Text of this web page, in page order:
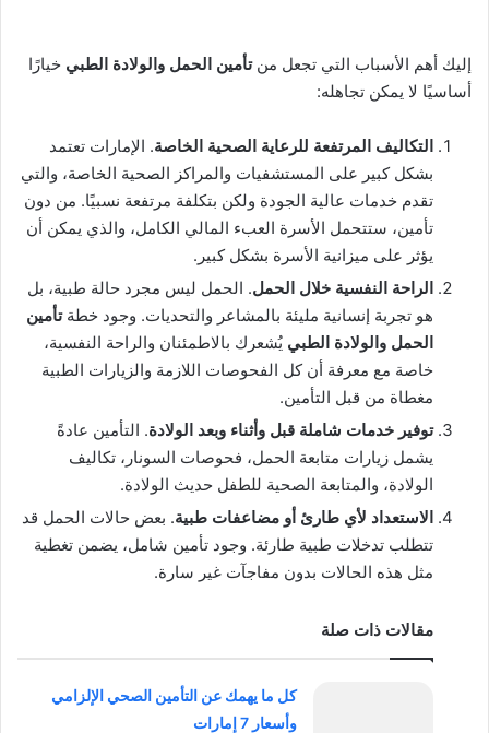
إليك أهم الأسباب التي تجعل منتأمين الحمل والولادة الطبي خيارًا
أساسيًا لا يمكن تجاهله:
التكاليف المرتفعة للرعاية الصحية الخاصة. الإمارات تعتمد
بشكل كبير على المستشفيات والمراكز الصحية الخاصة، والتي
تقدم خدمات عالية الجودة ولكن بتكلفة مرتفعة نسبيًا. من دون
تأمين، ستتحمل الأسرة العبء المالي الكامل، والذي يمكن أن
يؤثر على ميزانية الأسرة بشكل كبير.
الراحة النفسية خلال الحمل. الحمل ليس مجرد حالة طبية، بل
هو تجربة إنسانية مليئة بالمشاعر والتحديات. وجود خطةتأمين
الحمل والولادة الطبي يُشعرك بالاطمئنان والراحة النفسية،
خاصة مع معرفة أن كل الفحوصات اللازمة والزيارات الطبية
مغطاة من قبل التأمين.
توفير خدمات شاملة قبل وأثناء وبعد الولادة. التأمين عادةً
يشمل زيارات متابعة الحمل، فحوصات السونار، تكاليف
الولادة، والمتابعة الصحية للطفل حديث الولادة.
الاستعداد لأي طارئ أو مضاعفات طبية. بعض حالات الحمل قد
تتطلب تدخلات طبية طارئة. وجود تأمين شامل، يضمن تغطية
مثل هذه الحالات بدون مفاجآت غير سارة.
مقالات ذات صلة
كل ما يهمك عن التأمين الصحي الإلزامي
وأسعار 7 إمارات